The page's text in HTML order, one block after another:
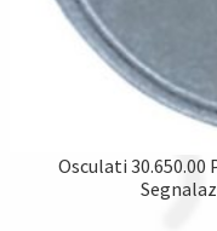
Osculati